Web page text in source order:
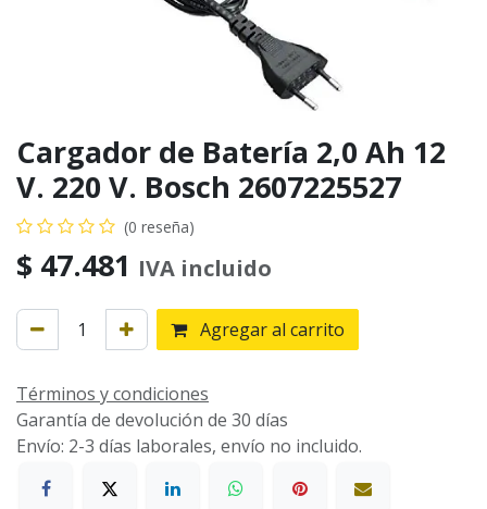
Cargador de Batería 2,0 Ah 12
V. 220 V. Bosch 2607225527
(0 reseña)
$ 47.481 IVA incluido
Agregar al carrito
Términos y condiciones
Garantía de devolución de 30 días
Envío: 2-3 días laborales, envío no incluido.